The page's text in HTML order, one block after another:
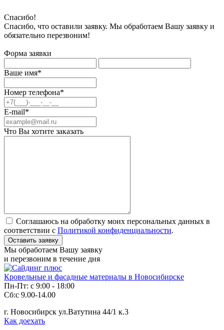
Спасибо!
Спасибо, что оставили заявку. Мы обработаем Вашу заявку и
обязательно перезвоним!
Форма заявки
Ваше имя*
Номер телефона*
E-mail*
Что Вы хотите заказать
Соглашаюсь на обработку моих персональных данных в
соответствии с Политикой конфиденциальности.
Мы обработаем Вашу заявку
и перезвоним в течение дня
Кровельные и фасадные материалы в Новосибирске
Пн-Пт: с 9:00 - 18:00
Сб:с 9.00-14.00
г. Новосибирск ул.Ватутина 44/1 к.3
Как доехать